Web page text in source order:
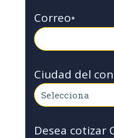
Correo*
Ciudad del
Desea cotizar